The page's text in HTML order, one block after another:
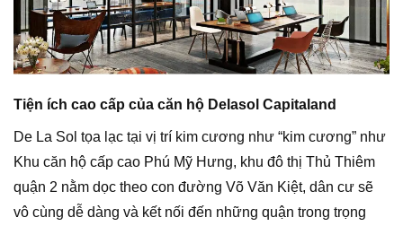
Tiện ích cao cấp của căn hộ Delasol Capitaland
De La Sol tọa lạc tại vị trí kim cương như “kim cương” như
Khu căn hộ cấp cao Phú Mỹ Hưng, khu đô thị Thủ Thiêm
quận 2 nằm dọc theo con đường Võ Văn Kiệt, dân cư sẽ
vô cùng dễ dàng và kết nối đến những quận trong trọng